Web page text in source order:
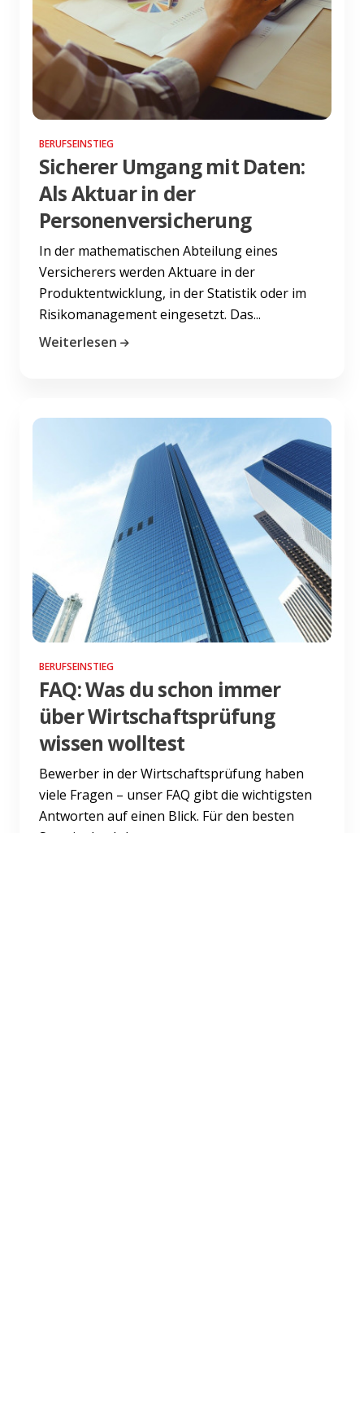
BERUFSEINSTIEG
Sicherer Umgang mit Daten:
Als Aktuar in der
Personenversicherung
In der mathematischen Abteilung eines
Versicherers werden Aktuare in der
Produktentwicklung, in der Statistik oder im
Risikomanagement eingesetzt. Das...
Weiterlesen
BERUFSEINSTIEG
FAQ: Was du schon immer
über Wirtschaftsprüfung
wissen wolltest
Bewerber in der Wirtschaftsprüfung haben
viele Fragen – unser FAQ gibt die wichtigsten
Antworten auf einen Blick. Für den besten
Start in den Job.